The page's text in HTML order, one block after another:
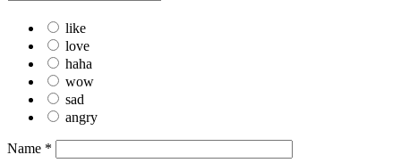
like
love
haha
wow
sad
angry
Name *